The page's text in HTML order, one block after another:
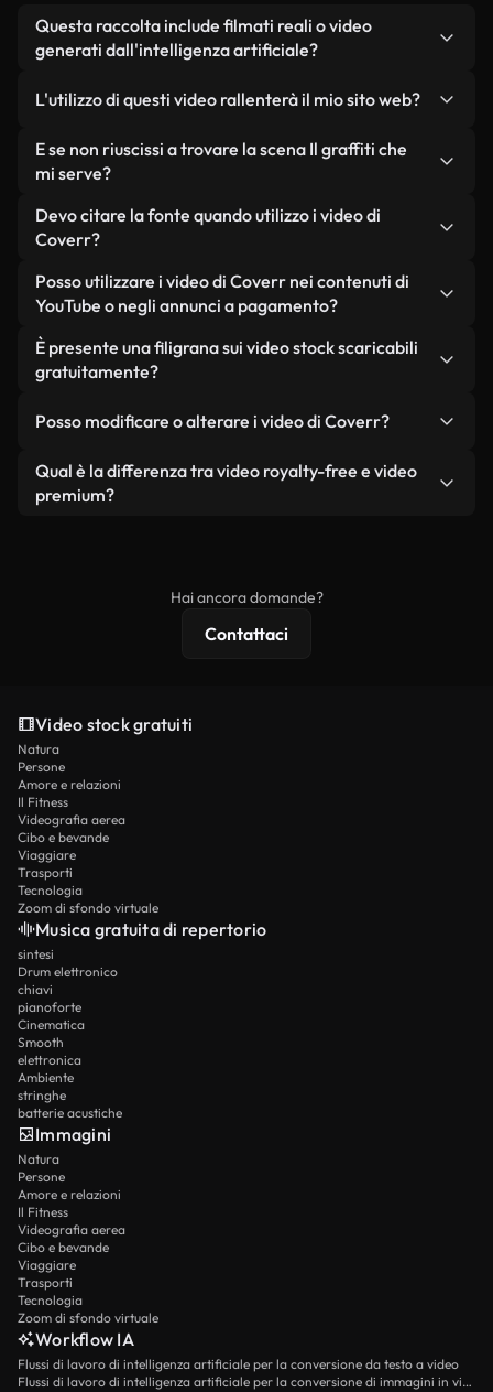
Questa raccolta include filmati reali o video
generati dall'intelligenza artificiale?
da filmati reali, girati da persone, relativi a Il
graffiti, e da video generati dall'intelligenza
artificiale. Ogni video è chiaramente etichettato,
L'utilizzo di questi video rallenterà il mio sito web?
Non se scegli le nostre versioni ottimizzate.
Offriamo formati leggeri e pronti per il web,
mantengono alta la qualità, riducono al minimo i
tempi di caricamento e migliorano parametri
come LCP.
E se non riuscissi a trovare la scena Il graffiti che
mi serve?
Puoi crearne uno all'istante utilizzando Coverr AI
Studio. Ti basta descrivere la scena, ad esempio "Il
secondi un video personalizzato in conformità con
i nostri standard di licenza.
Devo citare la fonte quando utilizzo i video di
Coverr?
Non è richiesto alcun riconoscimento dell'autore.
Tutti i video presenti nella nostra libreria sono
senza citare il creatore, sebbene sia sempre
gradito.
Posso utilizzare i video di Coverr nei contenuti di
YouTube o negli annunci a pagamento?
Sì. Tutti i filmati di Coverr possono essere utilizzati
in video monetizzati su YouTube, promozioni sui
condizione che non si rivendano o ridistribuiscano
È presente una filigrana sui video stock scaricabili
gratuitamente?
reali o generati dall'intelligenza artificiale, include
filigrane. Avrai a disposizione filmati puliti e pronti
all'uso.
Posso modificare o alterare i video di Coverr?
Sì. Siete liberi di tagliare, ritagliare o remixare i
nostri video. Assicuratevi solo che il prodotto
Qual è la differenza tra video royalty-free e video
premium?
Hai ancora domande?
Contattaci
Video stock gratuiti
Natura
Persone
Amore e relazioni
Il Fitness
Videografia aerea
Cibo e bevande
Viaggiare
Trasporti
Tecnologia
Zoom di sfondo virtuale
Musica gratuita di repertorio
sintesi
Drum elettronico
chiavi
pianoforte
Cinematica
Smooth
elettronica
Ambiente
stringhe
batterie acustiche
Immagini
Natura
Persone
Amore e relazioni
Il Fitness
Videografia aerea
Cibo e bevande
Viaggiare
Trasporti
Tecnologia
Zoom di sfondo virtuale
Workflow IA
Flussi di lavoro di intelligenza artificiale per la conversione da testo a video
Flussi di lavoro di intelligenza artificiale per la conversione di immagini in video